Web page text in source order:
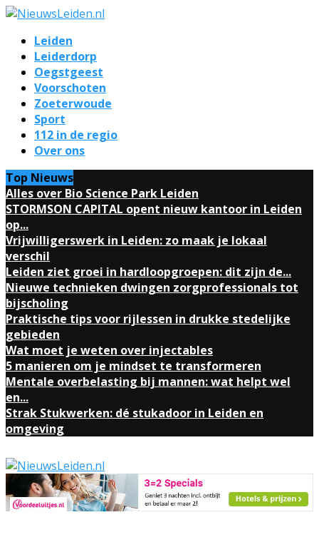
Leiden
Leiderdorp
Oegstgeest
Voorschoten
Zoeterwoude
Sport
112 in de regio
Over ons
Top Nieuws
Alles over Bio Science Park Leiden
STORMSON CAPITAL opent nieuw kantoor in Leiden
op...
Vrijwilligerswerk in Leiden: zo maak je lokaal
verschil
Leiden ziet groei in hardloopgroepen: dit zijn de...
Nieuwe technieken dwingen zorgprofessionals tot
bijscholing
Praktische tips voor rijlessen in drukke stedelijke
gebieden
Wat moet je weten over injectables
5 manieren om je mindset te transformeren
Mentale overbelasting bij mannen: wat helpt wel
en...
Strak Stukwerken: dé stukadoor in Leiden en
omgeving